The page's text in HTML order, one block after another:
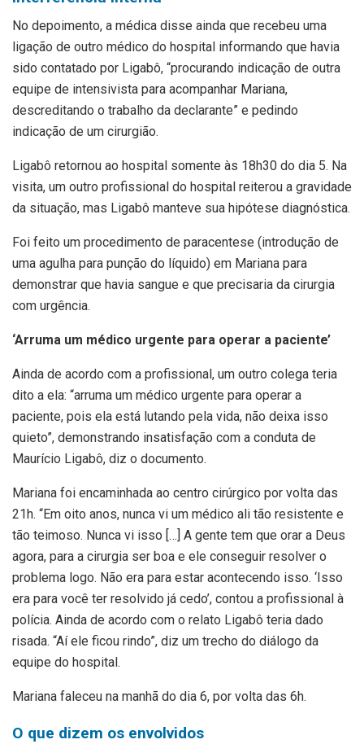
No depoimento, a médica disse ainda que recebeu uma
ligação de outro médico do hospital informando que havia
sido contatado por Ligabô, “procurando indicação de outra
equipe de intensivista para acompanhar Mariana,
descreditando o trabalho da declarante” e pedindo
indicação de um cirurgião.
Ligabô retornou ao hospital somente às 18h30 do dia 5. Na
visita, um outro profissional do hospital reiterou a gravidade
da situação, mas Ligabô manteve sua hipótese diagnóstica.
Foi feito um procedimento de paracentese (introdução de
uma agulha para punção do líquido) em Mariana para
demonstrar que havia sangue e que precisaria da cirurgia
com urgência.
‘Arruma um médico urgente para operar a paciente’
Ainda de acordo com a profissional, um outro colega teria
dito a ela: “arruma um médico urgente para operar a
paciente, pois ela está lutando pela vida, não deixa isso
quieto”, demonstrando insatisfação com a conduta de
Maurício Ligabô, diz o documento.
Mariana foi encaminhada ao centro cirúrgico por volta das
21h. “Em oito anos, nunca vi um médico ali tão resistente e
tão teimoso. Nunca vi isso […] A gente tem que orar a Deus
agora, para a cirurgia ser boa e ele conseguir resolver o
problema logo. Não era para estar acontecendo isso. ‘Isso
era para você ter resolvido já cedo’, contou a profissional à
polícia. Ainda de acordo com o relato Ligabô teria dado
risada. “Aí ele ficou rindo”, diz um trecho do diálogo da
equipe do hospital.
Mariana faleceu na manhã do dia 6, por volta das 6h.
O que dizem os envolvidos